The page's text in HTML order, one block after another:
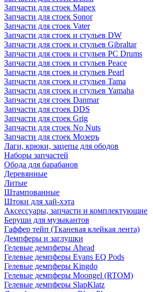
Запчасти для стоек Mapex
Запчасти для стоек Sonor
Запчасти для стоек Vater
Запчасти для стоек и стульев DW
Запчасти для стоек и стульев Gibraltar
Запчасти для стоек и стульев PC Drums
Запчасти для стоек и стульев Peace
Запчасти для стоек и стульев Pearl
Запчасти для стоек и стульев Tama
Запчасти для стоек и стульев Yamaha
Запчасти для стоек Danmar
Запчасти для стоек DDS
Запчасти для стоек Grig
Запчасти для стоек No Nuts
Запчасти для стоек Мозеръ
Лаги, крюки, зацепы для ободов
Наборы запчастей
Обода для барабанов
Деревянные
Литые
Штампованные
Штоки для хай-хэта
Аксессуары, запчасти и комплектующие
Беруши для музыкантов
Гаффер тейп (Тканевая клейкая лента)
Демпферы и заглушки
Гелевые демпферы Ahead
Гелевые демпферы Evans EQ Pods
Гелевые демпферы Kingdo
Гелевые демпферы Moongel (RTOM)
Гелевые демпферы SlapKlatz